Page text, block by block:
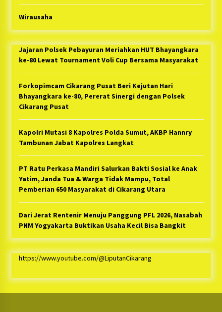
Wirausaha
Jajaran Polsek Pebayuran Meriahkan HUT Bhayangkara
ke-80 Lewat Tournament Voli Cup Bersama Masyarakat
Forkopimcam Cikarang Pusat Beri Kejutan Hari
Bhayangkara ke-80, Pererat Sinergi dengan Polsek
Cikarang Pusat
Kapolri Mutasi 8 Kapolres Polda Sumut, AKBP Hannry
Tambunan Jabat Kapolres Langkat
PT Ratu Perkasa Mandiri Salurkan Bakti Sosial ke Anak
Yatim, Janda Tua & Warga Tidak Mampu, Total
Pemberian 650 Masyarakat di Cikarang Utara
Dari Jerat Rentenir Menuju Panggung PFL 2026, Nasabah
PNM Yogyakarta Buktikan Usaha Kecil Bisa Bangkit
https://www.youtube.com/@LiputanCikarang